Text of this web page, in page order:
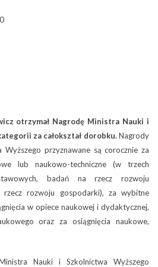
otrzymał Nagrodę Ministra Nauki i
za całokształ dorobku.Nagrody
przyznawane są corocznie za
lub naukowo-techniczne (w trzech
badań na rzecz rozwoju
rzecz rozwoju gospodarki), za wybitne
w opiece naukowej i dydaktycznej,
oraz za osiągnięcia naukowe,
Nauki i Szkolnictwa Wyższego